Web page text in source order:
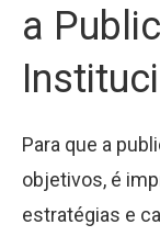
a
Para que a
objetivos, é
estratégias e